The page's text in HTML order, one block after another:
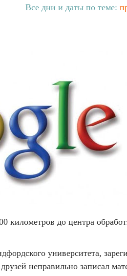
Все дни и даты по теме:
километров до центра
университета,
неправильно записал